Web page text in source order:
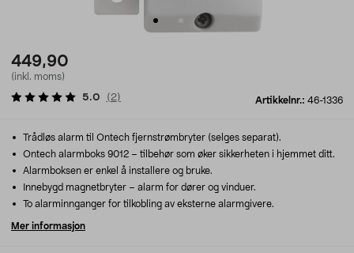
449,90
(inkl. moms)
Artikkelnr.: 46-1336
5.0 ( 2)
Trådløs alarm til Ontech fjernstrømbryter (selges separat).
Ontech alarmboks 9012 – tilbehør som øker sikkerheten i hjemmet ditt.
Alarmboksen er enkel å installere og bruke.
Innebygd magnetbryter – alarm for dører og vinduer.
To alarminnganger for tilkobling av eksterne alarmgivere.
Mer informasjon